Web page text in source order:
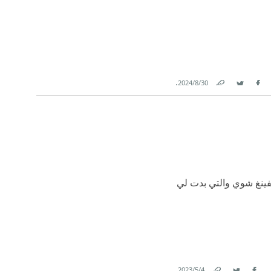
Facebook
Twitter
Link
30‏/8‏/2024
.
شوي والتي بدت لي